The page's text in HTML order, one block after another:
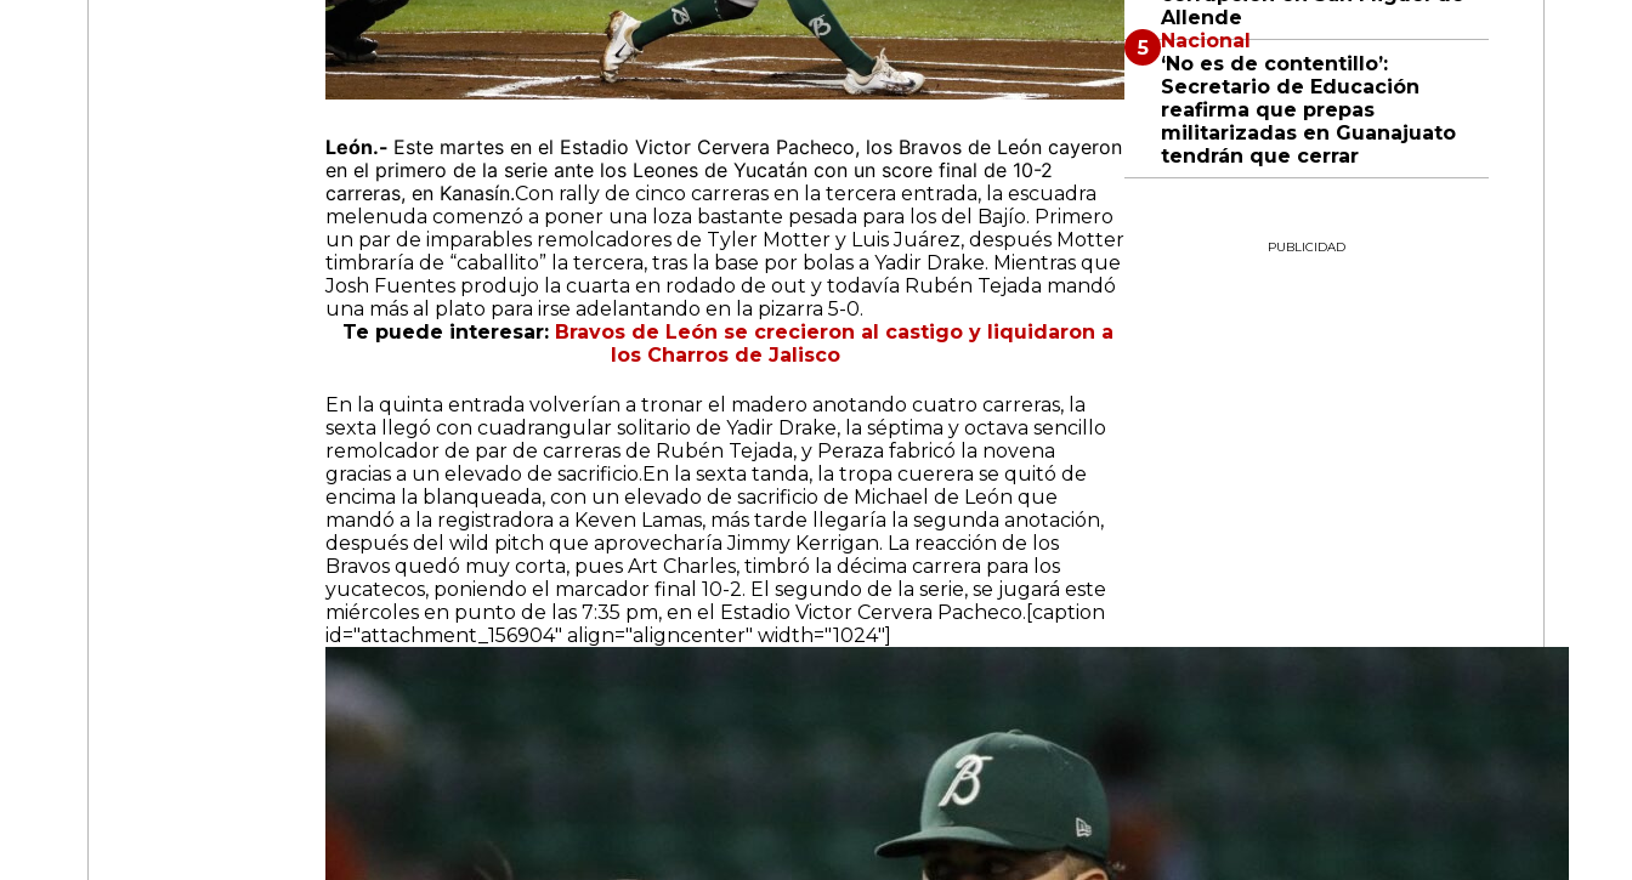
León.- Este martes en el Estadio Victor Cervera Pacheco, los Bravos de León cayeron
en el primero de la serie ante los Leones de Yucatán con un score final de 10-2
carreras, en Kanasín.Con rally de cinco carreras en la tercera entrada, la escuadra
melenuda comenzó a poner una loza bastante pesada para los del Bajío. Primero
un par de imparables remolcadores de Tyler Motter y Luis Juárez, después Motter
timbraría de “caballito” la tercera, tras la base por bolas a Yadir Drake. Mientras que
Josh Fuentes produjo la cuarta en rodado de out y todavía Rubén Tejada mandó
una más al plato para irse adelantando en la pizarra 5-0.
Te puede interesar: Bravos de León se crecieron al castigo y liquidaron a
los Charros de Jalisco
En la quinta entrada volverían a tronar el madero anotando cuatro carreras, la
sexta llegó con cuadrangular solitario de Yadir Drake, la séptima y octava sencillo
remolcador de par de carreras de Rubén Tejada, y Peraza fabricó la novena
gracias a un elevado de sacrificio.En la sexta tanda, la tropa cuerera se quitó de
encima la blanqueada, con un elevado de sacrificio de Michael de León que
mandó a la registradora a Keven Lamas, más tarde llegaría la segunda anotación,
después del wild pitch que aprovecharía Jimmy Kerrigan. La reacción de los
Bravos quedó muy corta, pues Art Charles, timbró la décima carrera para los
yucatecos, poniendo el marcador final 10-2. El segundo de la serie, se jugará este
miércoles en punto de las 7:35 pm, en el Estadio Victor Cervera Pacheco. [caption
id="attachment_156904" align="aligncenter" width="1024"]
Allende
Nacional
‘No es de contentillo’:
Secretario de Educación
reafirma que prepas
militarizadas en Guanajuato
tendrán que cerrar
PUBLICIDAD